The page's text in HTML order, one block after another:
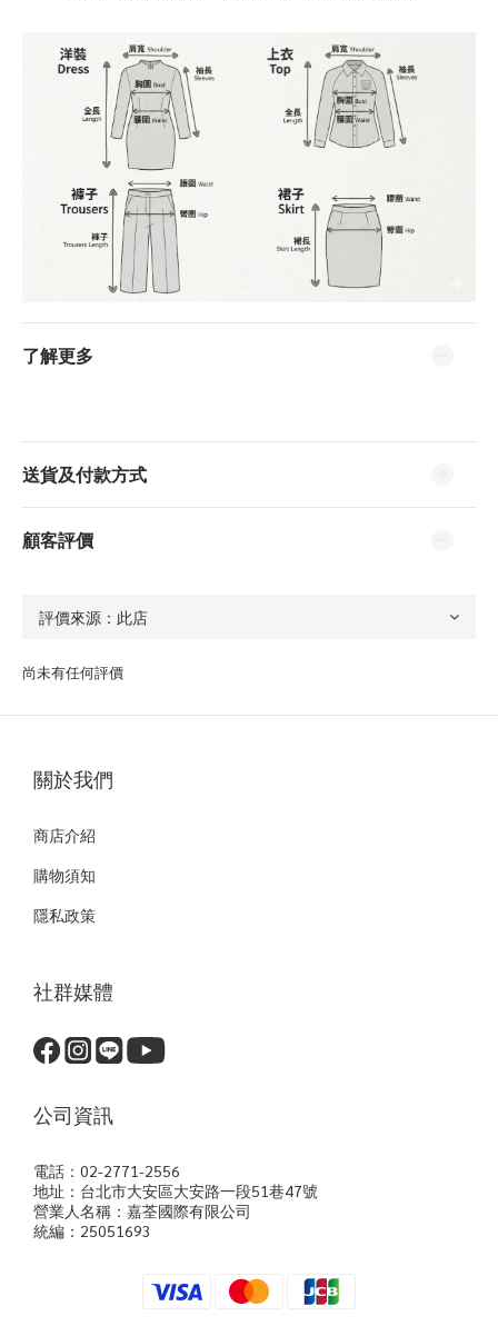
了解更多
送貨及付款方式
顧客評價
尚未有任何評價
關於我們
商店介紹
購物須知
隱私政策
社群媒體
公司資訊
電話：02-2771-2556
地址：台北市大安區大安路一段51巷47號
營業人名稱：嘉荃國際有限公司
統編：25051693